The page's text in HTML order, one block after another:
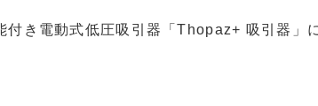
付き電動式低圧吸引器「Thopaz+ 吸引器」